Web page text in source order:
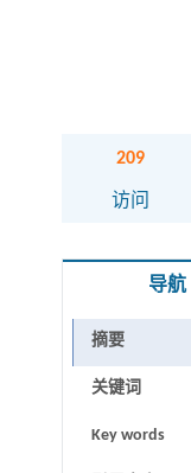
209
访问
导航
摘要
关键词
Key words